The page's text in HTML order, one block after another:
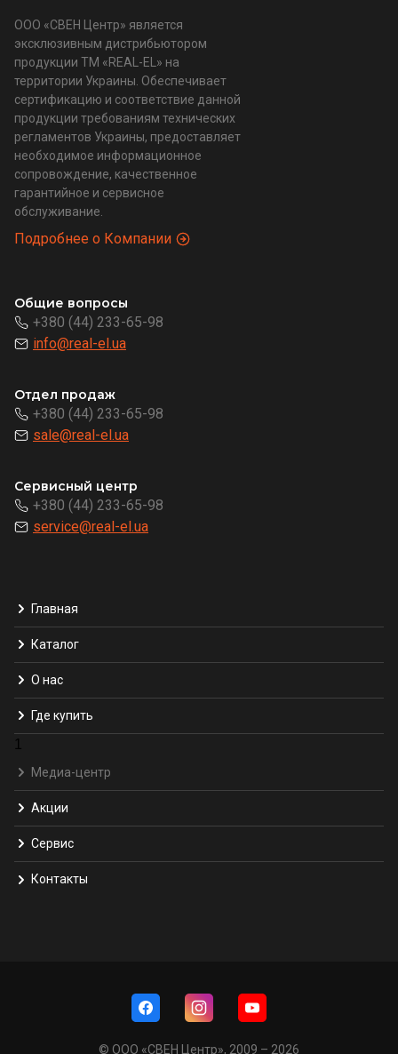
ООО «СВЕН Центр» является
эксклюзивным дистрибьютором
продукции ТМ «REAL-EL» на
территории Украины. Обеспечивает
сертификацию и соответствие данной
продукции требованиям технических
регламентов Украины, предоставляет
необходимое информационное
сопровождение, качественное
гарантийное и сервисное
обслуживание.
Подробнее о Компании
Общие вопросы
+380 (44) 233-65-98
info@real-el.ua
Отдел продаж
+380 (44) 233-65-98
sale@real-el.ua
Сервисный центр
+380 (44) 233-65-98
service@real-el.ua
Главная
Каталог
О нас
Где купить
1
Медиа-центр
Акции
Сервис
Контакты
© ООО «СВЕН Центр», 2009 – 2026